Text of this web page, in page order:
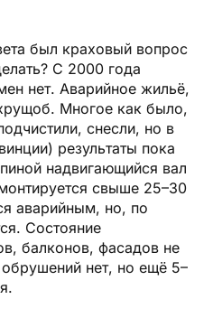
был краховый вопрос
С 2000 года
нет. Аварийное жильё,
Многое как было,
снесли, но в
результаты пока
надвигающийся вал
свыше 25–30
аварийным, но, по
Состояние
балконов, фасадов не
нет, но ещё 5–